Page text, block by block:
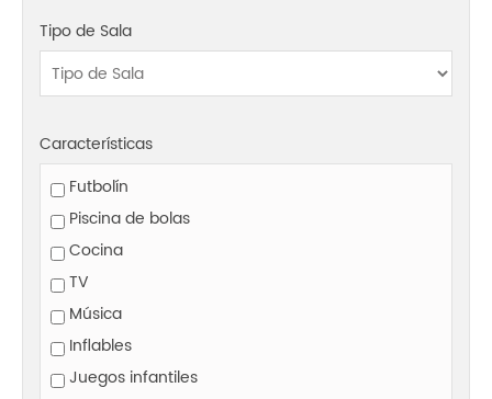
Tipo de Sala
Características
Futbolín
Piscina de bolas
Cocina
TV
Música
Inflables
Juegos infantiles